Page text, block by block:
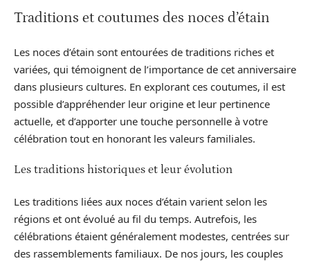
Traditions et coutumes des noces d’étain
Les noces d’étain sont entourées de traditions riches et
variées, qui témoignent de l’importance de cet anniversaire
dans plusieurs cultures. En explorant ces coutumes, il est
possible d’appréhender leur origine et leur pertinence
actuelle, et d’apporter une touche personnelle à votre
célébration tout en honorant les valeurs familiales.
Les traditions historiques et leur évolution
Les traditions liées aux noces d’étain varient selon les
régions et ont évolué au fil du temps. Autrefois, les
célébrations étaient généralement modestes, centrées sur
des rassemblements familiaux. De nos jours, les couples